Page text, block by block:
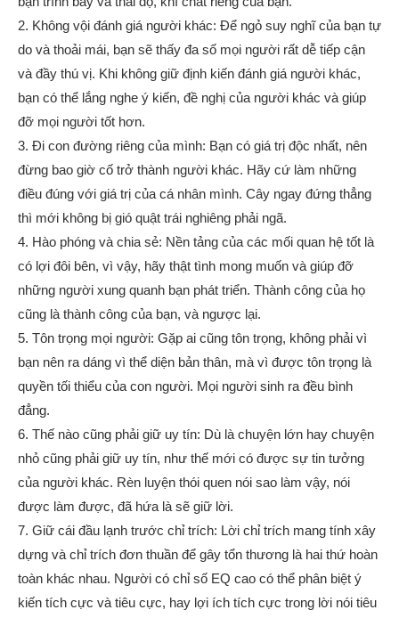
2. Không vội đánh giá người khác: Để ngỏ suy nghĩ của bạn tự
do và thoải mái, bạn sẽ thấy đa số mọi người rất dễ tiếp cận
và đầy thú vị. Khi không giữ định kiến đánh giá người khác,
bạn có thể lắng nghe ý kiến, đề nghị của người khác và giúp
đỡ mọi người tốt hơn.
3. Đi con đường riêng của mình: Bạn có giá trị độc nhất, nên
đừng bao giờ cố trở thành người khác. Hãy cứ làm những
điều đúng với giá trị của cá nhân mình. Cây ngay đứng thẳng
thì mới không bị gió quật trái nghiêng phải ngã.
4. Hào phóng và chia sẻ: Nền tảng của các mối quan hệ tốt là
có lợi đôi bên, vì vậy, hãy thật tình mong muốn và giúp đỡ
những người xung quanh bạn phát triển. Thành công của họ
cũng là thành công của bạn, và ngược lại.
5. Tôn trọng mọi người: Gặp ai cũng tôn trọng, không phải vì
bạn nên ra dáng vì thể diện bản thân, mà vì được tôn trọng là
quyền tối thiểu của con người. Mọi người sinh ra đều bình
đẳng.
6. Thế nào cũng phải giữ uy tín: Dù là chuyện lớn hay chuyện
nhỏ cũng phải giữ uy tín, như thế mới có được sự tin tưởng
của người khác. Rèn luyện thói quen nói sao làm vậy, nói
được làm được, đã hứa là sẽ giữ lời.
7. Giữ cái đầu lạnh trước chỉ trích: Lời chỉ trích mang tính xây
dựng và chỉ trích đơn thuần để gây tổn thương là hai thứ hoàn
toàn khác nhau. Người có chỉ số EQ cao có thể phân biệt ý
kiến tích cực và tiêu cực, hay lợi ích tích cực trong lời nói tiêu